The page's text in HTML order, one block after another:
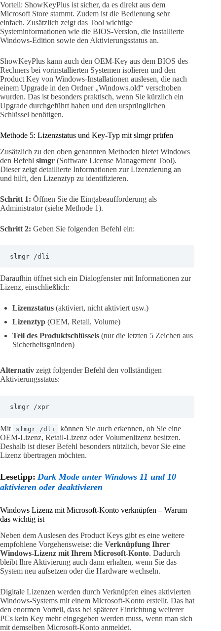
Vorteil: ShowKeyPlus ist sicher, da es direkt aus dem
Microsoft Store stammt. Zudem ist die Bedienung sehr
einfach. Zusätzlich zeigt das Tool wichtige
Systeminformationen wie die BIOS-Version, die installierte
Windows-Edition sowie den Aktivierungsstatus an.
ShowKeyPlus kann auch den OEM-Key aus dem BIOS des
Rechners bei vorinstallierten Systemen isolieren und den
Product Key von Windows-Installationen auslesen, die nach
einem Upgrade in den Ordner „Windows.old“ verschoben
wurden. Das ist besonders praktisch, wenn Sie kürzlich ein
Upgrade durchgeführt haben und den ursprünglichen
Schlüssel benötigen.
Methode 5: Lizenzstatus und Key-Typ mit slmgr prüfen
Zusätzlich zu den oben genannten Methoden bietet Windows
den Befehl slmgr (Software License Management Tool).
Dieser zeigt detaillierte Informationen zur Lizenzierung an
und hilft, den Lizenztyp zu identifizieren.
Schritt 1: Öffnen Sie die Eingabeaufforderung als
Administrator (siehe Methode 1).
Schritt 2: Geben Sie folgenden Befehl ein:
slmgr /dli
Daraufhin öffnet sich ein Dialogfenster mit Informationen zur
Lizenz, einschließlich:
Lizenzstatus (aktiviert, nicht aktiviert usw.)
Lizenztyp (OEM, Retail, Volume)
Teil des Produktschlüssels (nur die letzten 5 Zeichen aus
Sicherheitsgründen)
Alternativ zeigt folgender Befehl den vollständigen
Aktivierungsstatus:
slmgr /xpr
Mit slmgr /dli
können Sie auch erkennen, ob Sie eine
OEM-Lizenz, Retail-Lizenz oder Volumenlizenz besitzen.
Deshalb ist dieser Befehl besonders nützlich, bevor Sie eine
Lizenz übertragen möchten.
Lesetipp: Dark Mode unter Windows 11 und 10
aktivieren oder deaktivieren
Windows Lizenz mit Microsoft-Konto verknüpfen – Warum
das wichtig ist
Neben dem Auslesen des Product Keys gibt es eine weitere
empfohlene Vorgehensweise: die Verknüpfung Ihrer
Windows-Lizenz mit Ihrem Microsoft-Konto. Dadurch
bleibt Ihre Aktivierung auch dann erhalten, wenn Sie das
System neu aufsetzen oder die Hardware wechseln.
Digitale Lizenzen werden durch Verknüpfen eines aktivierten
Windows-Systems mit einem Microsoft-Konto erstellt. Das hat
den enormen Vorteil, dass bei späterer Einrichtung weiterer
PCs kein Key mehr eingegeben werden muss, wenn man sich
mit demselben Microsoft-Konto anmeldet.